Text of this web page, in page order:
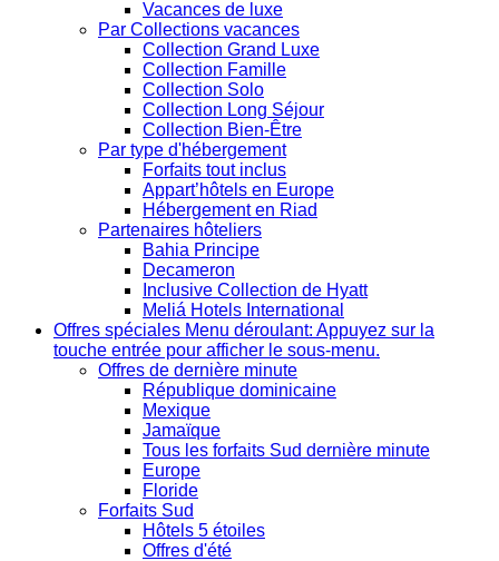
Vacances de luxe
Par Collections vacances
Collection Grand Luxe
Collection Famille
Collection Solo
Collection Long Séjour
Collection Bien-Être
Par type d'hébergement
Forfaits tout inclus
Appart’hôtels en Europe
Hébergement en Riad
Partenaires hôteliers
Bahia Principe
Decameron
Inclusive Collection de Hyatt
Meliá Hotels International
Offres spéciales Menu déroulant: Appuyez sur la
touche entrée pour afficher le sous-menu.
Offres de dernière minute
République dominicaine
Mexique
Jamaïque
Tous les forfaits Sud dernière minute
Europe
Floride
Forfaits Sud
Hôtels 5 étoiles
Offres d'été